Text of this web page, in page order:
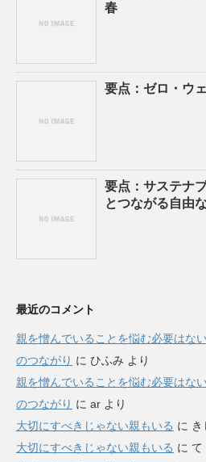
春
要点：ゼロ・ウ
要点：サステナ
とつながる自由
最近のコメント
親を憎んでいることを悩む必要はな
のつながり に ひふみ より
親を憎んでいることを悩む必要はな
のつながり に ar より
大切にすべきじゃない親もいる に き
大切にすべきじゃない親もいる に て